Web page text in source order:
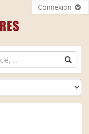
Connexion